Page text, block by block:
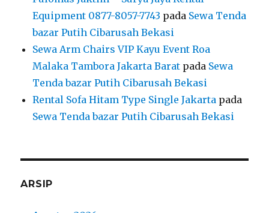
Equipment 0877-8057-7743 pada Sewa Tenda
bazar Putih Cibarusah Bekasi
Sewa Arm Chairs VIP Kayu Event Roa
Malaka Tambora Jakarta Barat pada Sewa
Tenda bazar Putih Cibarusah Bekasi
Rental Sofa Hitam Type Single Jakarta pada
Sewa Tenda bazar Putih Cibarusah Bekasi
ARSIP